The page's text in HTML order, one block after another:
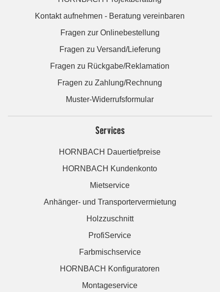
Kontakt aufnehmen - Beratung vereinbaren
Fragen zur Onlinebestellung
Fragen zu Versand/Lieferung
Fragen zu Rückgabe/Reklamation
Fragen zu Zahlung/Rechnung
Muster-Widerrufsformular
Services
HORNBACH Dauertiefpreise
HORNBACH Kundenkonto
Mietservice
Anhänger- und Transportervermietung
Holzzuschnitt
ProfiService
Farbmischservice
HORNBACH Konfiguratoren
Montageservice